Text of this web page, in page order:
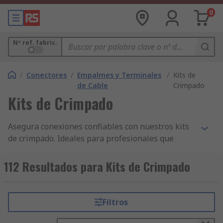
0
Nº ref. fabric.
/ Conectores / Empalmes y Terminales
de Cable
/ Kits de
Crimpado
Kits de Crimpado
Asegura conexiones confiables con nuestros kits
de crimpado. Ideales para profesionales que
calidad para aplicaciones eléctricas e
industriales.
Ventajas de comprar en RS:
112 Resultados para Kits de Crimpado
Filtros